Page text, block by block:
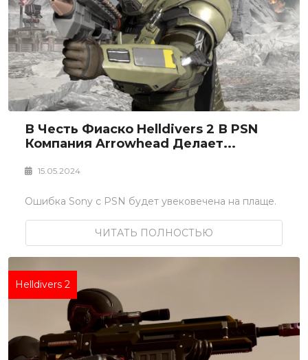
В Честь Фиаско Helldivers 2 В PSN
Компания Arrowhead Делает...
15.05.2024
Ошибка Sony с PSN будет увековечена на плаще.
ЧИТАТЬ ПОЛНОСТЬЮ
Helldivers 2